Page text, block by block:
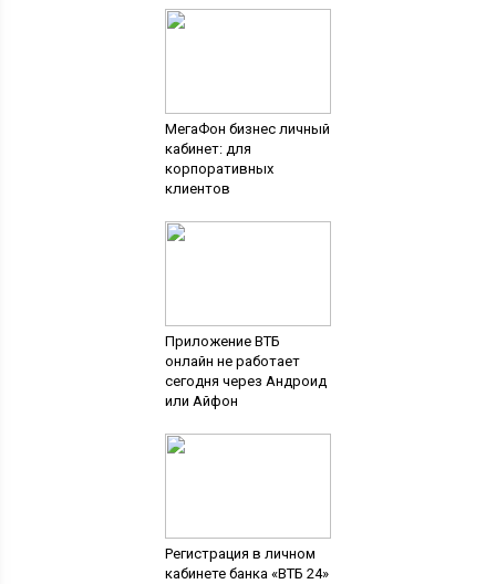
МегаФон бизнес личный
кабинет: для
корпоративных
клиентов
Приложение ВТБ
онлайн не работает
сегодня через Андроид
или Айфон
Регистрация в личном
кабинете банка «ВТБ 24»